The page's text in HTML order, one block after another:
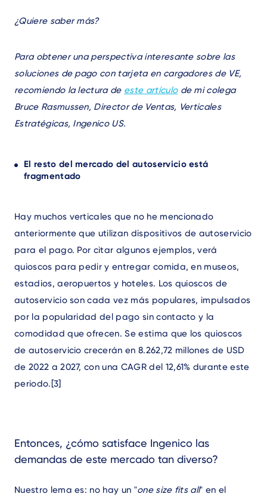
Text
¿Quiere saber más?
Para obtener una perspectiva interesante sobre las
soluciones de pago con tarjeta en cargadores de VE,
recomiendo la lectura de este artículode mi colega
Bruce Rasmussen, Director de Ventas, Verticales
Estratégicas, Ingenico US.
El resto del mercado del autoservicio está
fragmentado
Hay muchos verticales que no he mencionado
anteriormente que utilizan dispositivos de autoservicio
para el pago. Por citar algunos ejemplos, verá
quioscos para pedir y entregar comida, en museos,
estadios, aeropuertos y hoteles. Los quioscos de
autoservicio son cada vez más populares, impulsados
por la popularidad del pago sin contacto y la
comodidad que ofrecen. Se estima que los quioscos
de autoservicio crecerán en 8.262,72 millones de USD
de 2022 a 2027, con una CAGR del 12,61% durante este
periodo.[3]
Entonces, ¿cómo satisface Ingenico las
demandas de este mercado tan diverso?
Nuestro lema es: no hay un "one size fits all" en el